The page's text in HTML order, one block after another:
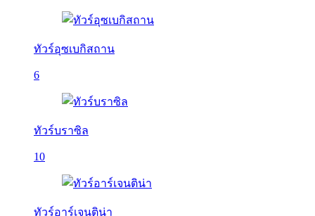
ทัวร์อุซเบกิสถาน
6
ทัวร์บราซิล
10
ทัวร์อาร์เจนติน่า